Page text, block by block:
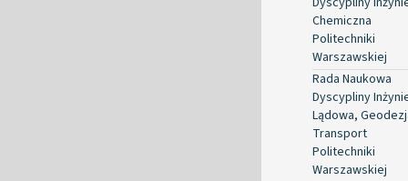
Chemiczna
Politechniki
Warszawskiej
Rada Naukowa
Dyscypliny
Lądowa,
Transport
Politechniki
Warszawskiej